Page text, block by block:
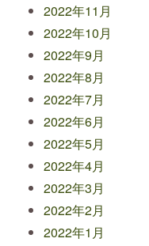
2022年11月
2022年10月
2022年9月
2022年8月
2022年7月
2022年6月
2022年5月
2022年4月
2022年3月
2022年2月
2022年1月